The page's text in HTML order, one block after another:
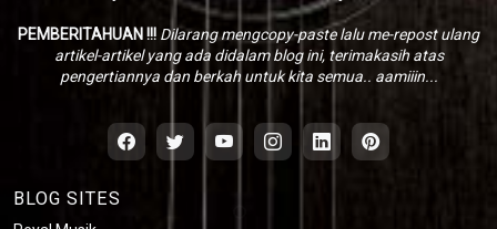
PEMBERITAHUAN !!! Dilarang mengcopy-paste lalu me-repost ulang
artikel-artikel yang ada didalam blog ini, terimakasih atas
pengertiannya dan berkah untuk kita semua.. aamiiin...
BLOG SITES